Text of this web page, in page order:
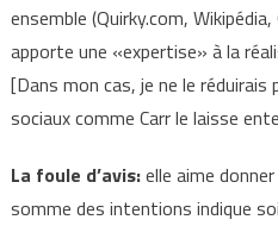
ensemble (Quirky.com,
apporte une «expertise» à la
[Dans mon cas, je ne le
sociaux comme Carr le laisse
La foule d’avis:elle aime
somme des intentions indique